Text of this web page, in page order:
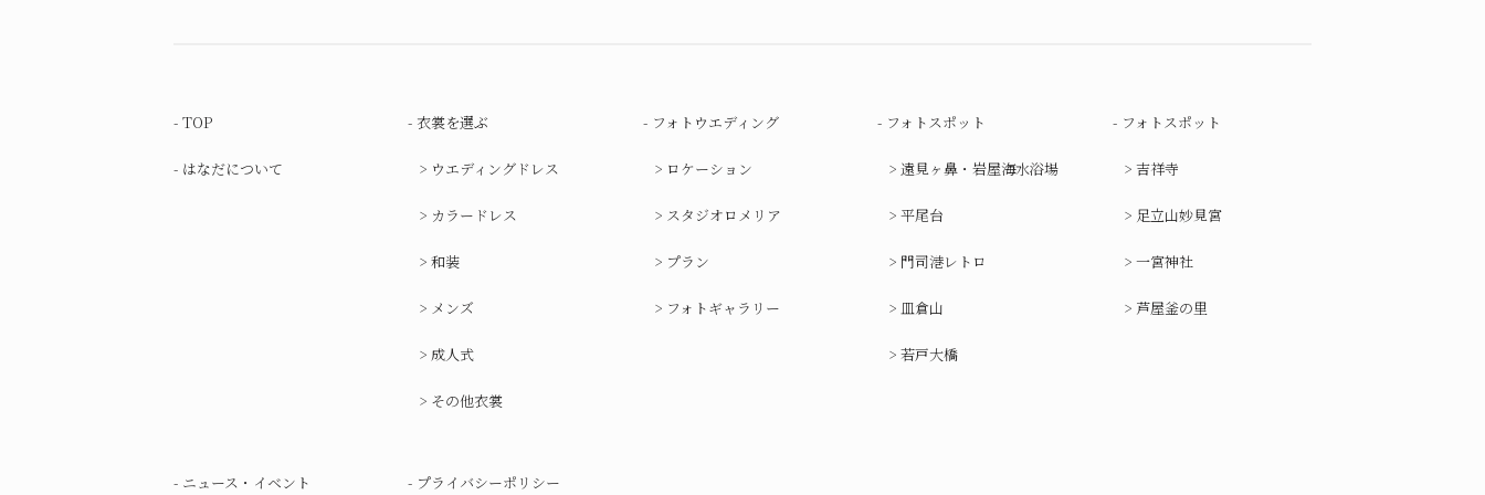
TOP
はなだについて
衣裳を選ぶ
ウエディングドレス
カラードレス
和装
メンズ
成人式
その他衣裳
フォトウエディング
ロケーション
スタジオロメリア
プラン
フォトギャラリー
フォトスポット
遠見ヶ鼻・岩屋海水浴場
平尾台
門司港レトロ
皿倉山
若戸大橋
フォトスポット
吉祥寺
足立山妙見宮
一宮神社
芦屋釜の里
ニュース・イベント プライバシーポリシー